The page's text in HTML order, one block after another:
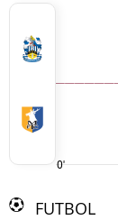
0'
FUTBOL